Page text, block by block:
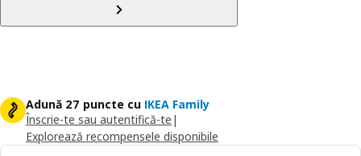
Adună 27 puncte cu IKEA Family
Înscrie-te sau autentifică-te |
Explorează recompensele disponibile